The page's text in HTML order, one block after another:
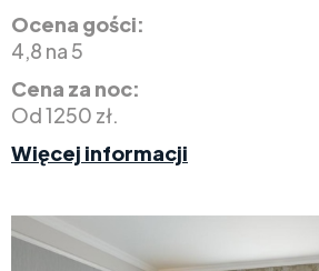
Ocena gości:
4,8 na 5
Cena za noc:
Od 1250 zł.
Więcej informacji